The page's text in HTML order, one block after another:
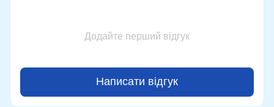
Додайте перший відгук
Написати відгук